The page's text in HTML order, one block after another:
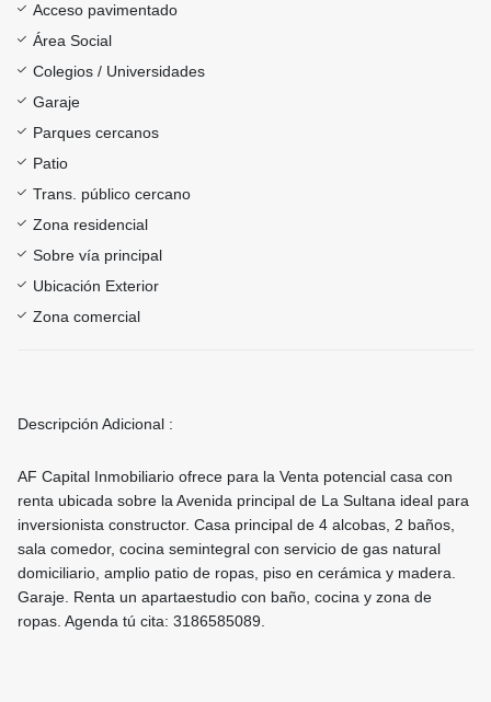
Acceso pavimentado
Área Social
Colegios / Universidades
Garaje
Parques cercanos
Patio
Trans. público cercano
Zona residencial
Sobre vía principal
Ubicación Exterior
Zona comercial
Descripción Adicional :
AF Capital Inmobiliario ofrece para la Venta potencial casa con
renta ubicada sobre la Avenida principal de La Sultana ideal para
inversionista constructor. Casa principal de 4 alcobas, 2 baños,
sala comedor, cocina semintegral con servicio de gas natural
domiciliario, amplio patio de ropas, piso en cerámica y madera.
Garaje. Renta un apartaestudio con baño, cocina y zona de
ropas. Agenda tú cita: 3186585089.